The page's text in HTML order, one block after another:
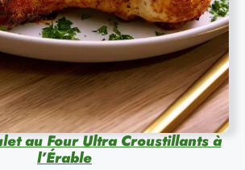
au Four Ultra Croustillants à
l’Érable